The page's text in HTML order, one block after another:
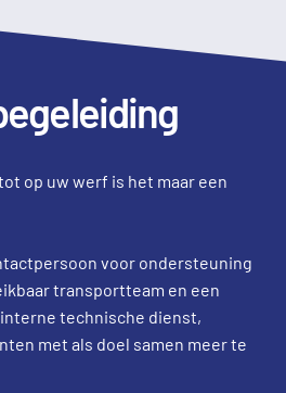
op uw werf is het maar een
voor ondersteuning
transportteam en een
technische dienst,
met als doel samen meer te